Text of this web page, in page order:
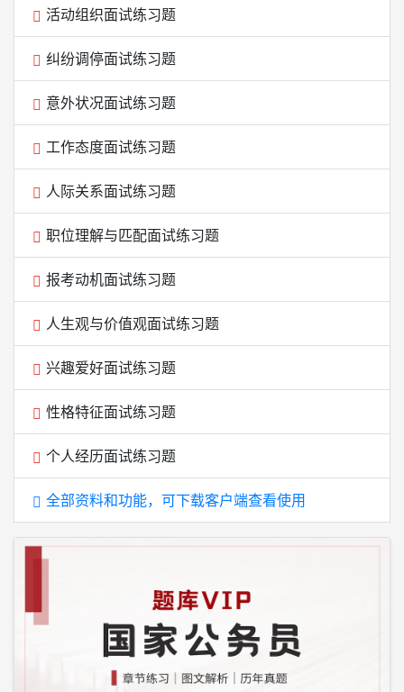
活动组织面试练习题
纠纷调停面试练习题
意外状况面试练习题
工作态度面试练习题
人际关系面试练习题
职位理解与匹配面试练习题
报考动机面试练习题
人生观与价值观面试练习题
兴趣爱好面试练习题
性格特征面试练习题
个人经历面试练习题
全部资料和功能，可下载客户端查看使用